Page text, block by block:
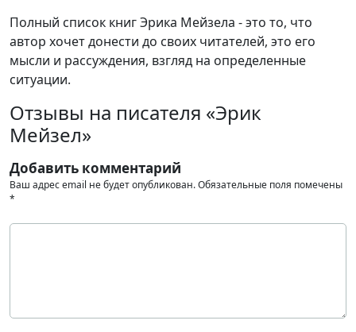
Полный список книг Эрика Мейзела - это то, что
автор хочет донести до своих читателей, это его
мысли и рассуждения, взгляд на определенные
ситуации.
Отзывы на писателя «Эрик
Мейзел»
Добавить комментарий
Ваш адрес email не будет опубликован.Обязательные поля помечены
*